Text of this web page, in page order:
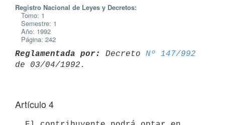
Registro Nacional de Leyes y Decretos:
Tomo: 1
Semestre: 1
Año: 1992
Página: 242
Reglamentada por: Decreto Nº 147/992
Artículo 4